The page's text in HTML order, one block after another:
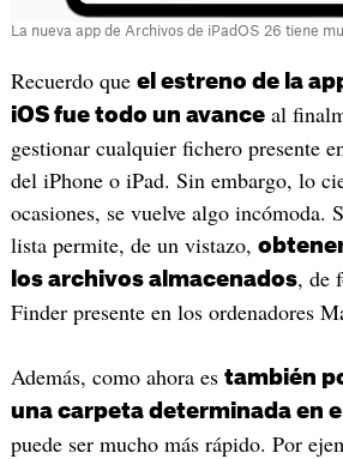
La nueva app de Archivos de iPadOS 26 tiene
Recuerdo que el estreno de la
iOS fue todo un avanceal
gestionar cualquier fichero presente
del iPhone o iPad. Sin embargo, lo
ocasiones, se vuelve algo incómoda.
lista permite, de un vistazo,
los archivos almacenados, de
Finder presente en los ordenadores
Además, como ahora es también
una carpeta determinada en el
puede ser mucho más rápido. Por